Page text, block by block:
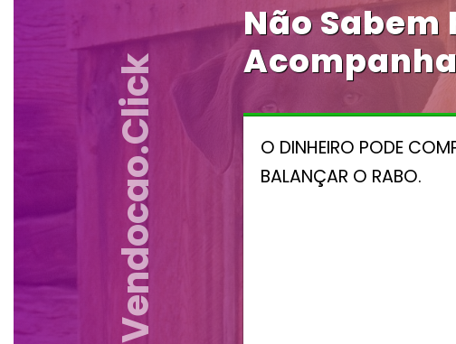
Vendocao.click
Não Sabem
O DINHEIRO PODE
BALANÇAR O RABO.